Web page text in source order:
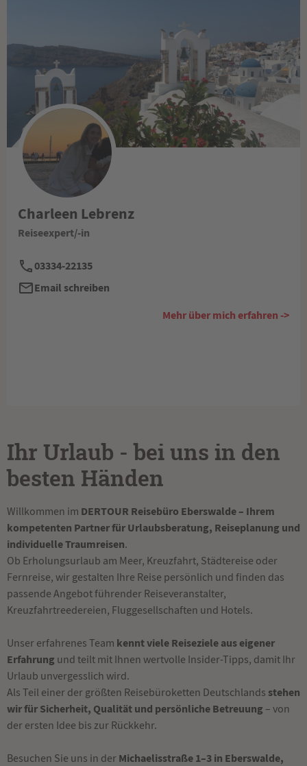
Charleen Lebrenz
Reiseexpert/-in
03334-22135
Email schreiben
Mehr über mich erfahren ->
Ihr Urlaub - bei uns in den
besten Händen
Willkommen im DERTOUR Reisebüro Eberswalde – Ihrem
kompetenten Partner für Urlaubsberatung, Reiseplanung und
individuelle Traumreisen.
Ob Erholungsurlaub am Meer, Kreuzfahrt, Städtereise oder
Fernreise, wir gestalten Ihre Reise persönlich und finden das
passende Angebot führender Reiseveranstalter,
Kreuzfahrtreedereien, Fluggesellschaften und Hotels.
Unser erfahrenes Team kennt viele Reiseziele aus eigener
Erfahrung und teilt mit Ihnen wertvolle Insider-Tipps, damit Ihr
Urlaub unvergesslich wird.
Als Teil einer der größten Reisebüroketten Deutschlands stehen
wir für Sicherheit, Qualität und persönliche Betreuung – von
der ersten Idee bis zur Rückkehr.
Besuchen Sie uns in der Michaelisstraße 1–3 in Eberswalde,